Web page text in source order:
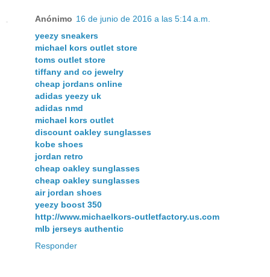
Anónimo 16 de junio de 2016 a las 5:14 a.m.
yeezy sneakers
michael kors outlet store
toms outlet store
tiffany and co jewelry
cheap jordans online
adidas yeezy uk
adidas nmd
michael kors outlet
discount oakley sunglasses
kobe shoes
jordan retro
cheap oakley sunglasses
cheap oakley sunglasses
air jordan shoes
yeezy boost 350
http://www.michaelkors-outletfactory.us.com
mlb jerseys authentic
Responder